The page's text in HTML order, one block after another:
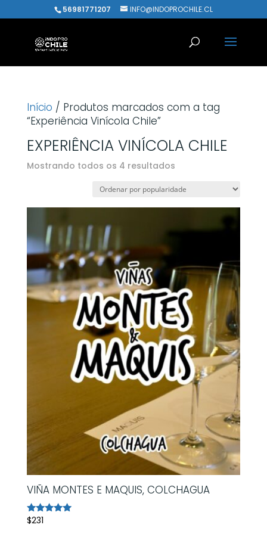
56981771207 INFO@INDOPROCHILE.CL
Início / Produtos marcados com a tag
“Experiência Vinícola Chile”
EXPERIÊNCIA VINÍCOLA CHILE
Mostrando todos os 4 resultadosClassificado
popularidade
VIÑA MONTES E MAQUIS, COLCHAGUA
Avaliação
$231